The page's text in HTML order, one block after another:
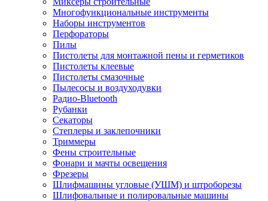
Многофункциональные инструменты
Наборы инструментов
Перфораторы
Пилы
Пистолеты для монтажной пены и герметиков
Пистолеты клеевые
Пистолеты смазочные
Пылесосы и воздуходувки
Радио-Bluetooth
Рубанки
Секаторы
Степлеры и заклепочники
Триммеры
Фены строительные
Фонари и мачты освещения
Фрезеры
Шлифмашины угловые (УШМ) и штроборезы
Шлифовальные и полировальные машины